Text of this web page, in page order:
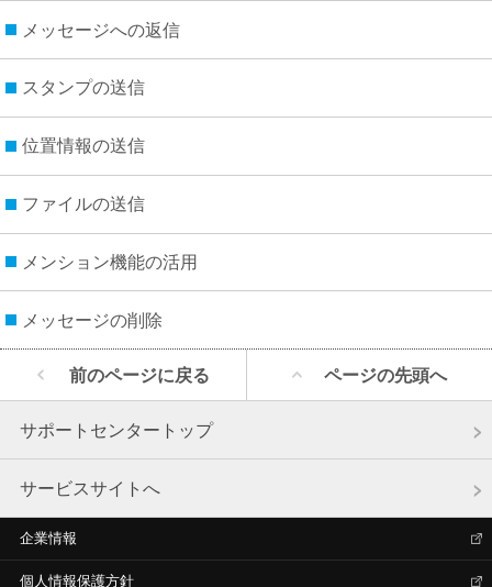
メッセージへの返信
スタンプの送信
位置情報の送信
ファイルの送信
メンション機能の活用
メッセージの削除
前のページに戻る ページの先頭へ
サポートセンタートップ
サービスサイトへ
企業情報
個人情報保護方針